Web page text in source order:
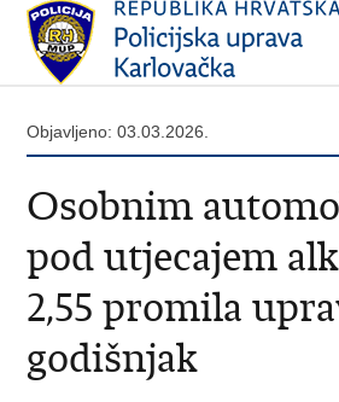
Objavljeno: 03.03.2026.
Osobnim
pod utjecajem
2,55 promila
godišnjak